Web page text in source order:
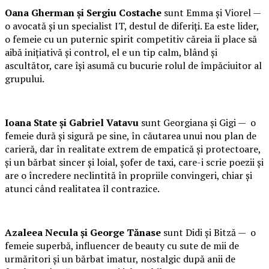
Oana Gherman și Sergiu Costache sunt Emma și Viorel —
o avocată și un specialist IT, destul de diferiți. Ea este lider,
o femeie cu un puternic spirit competitiv căreia îi place să
aibă inițiativă și control, el e un tip calm, blând și
ascultător, care își asumă cu bucurie rolul de împăciuitor al
grupului.
Ioana State și Gabriel Vatavu sunt Georgiana și Gigi — o
femeie dură și sigură pe sine, în căutarea unui nou plan de
carieră, dar în realitate extrem de empatică și protectoare,
și un bărbat sincer și loial, șofer de taxi, care-i scrie poezii și
are o încredere neclintită în propriile convingeri, chiar și
atunci când realitatea îl contrazice.
Azaleea Necula și George Tănase sunt Didi și Bitză — o
femeie superbă, influencer de beauty cu sute de mii de
urmăritori și un bărbat imatur, nostalgic după anii de